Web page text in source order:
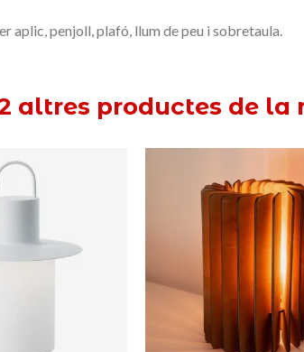
aplic, penjoll, plafó, llum de peu i sobretaula.
altres productes de la
€
Triar opció
Làmpada JAL
199,00 €